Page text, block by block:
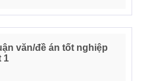
văn/đề án tốt nghiệp
1